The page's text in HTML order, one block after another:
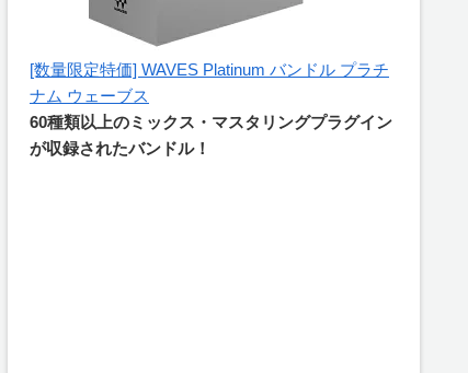
[数量限定特価] WAVES Platinum バンドル プラチ
ナム ウェーブス
60種類以上のミックス・マスタリングプラグイン
が収録されたバンドル！